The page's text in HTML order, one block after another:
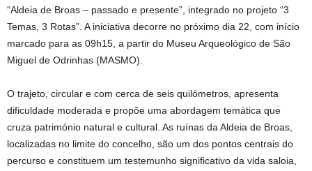
“Aldeia de Broas – passado e presente”, integrado no projeto “3
Temas, 3 Rotas”. A iniciativa decorre no próximo dia 22, com início
marcado para as 09h15, a partir do Museu Arqueológico de São
Miguel de Odrinhas (MASMO).
O trajeto, circular e com cerca de seis quilómetros, apresenta
dificuldade moderada e propõe uma abordagem temática que
cruza património natural e cultural. As ruínas da Aldeia de Broas,
localizadas no limite do concelho, são um dos pontos centrais do
percurso e constituem um testemunho significativo da vida saloia,